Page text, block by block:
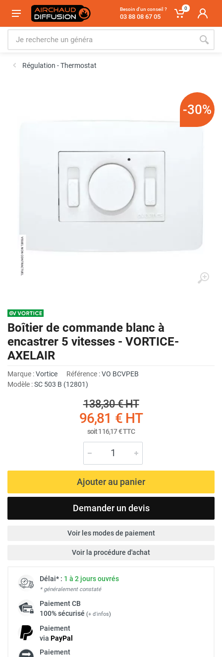
Besoin d'un conseil ?
03 88 08 67 05
0
Régulation - Thermostat
-30%
Boîtier de commande blanc à
encastrer 5 vitesses - VORTICE-
AXELAIR
Marque :Vortice Référence :VO BCVPEB
Modèle :SC 503 B (12801)
138,30 €HT
96,81 €HT
soit116,17 €TTC
Ajouter au panier
Demander un devis
Voir les modes de paiement
Voir la procédure d'achat
Délai* : 1 à 2 jours ouvrés
* généralement constaté
PaiementCB
100% sécurisé (+ d'infos)
Paiement
via PayPal
Paiement